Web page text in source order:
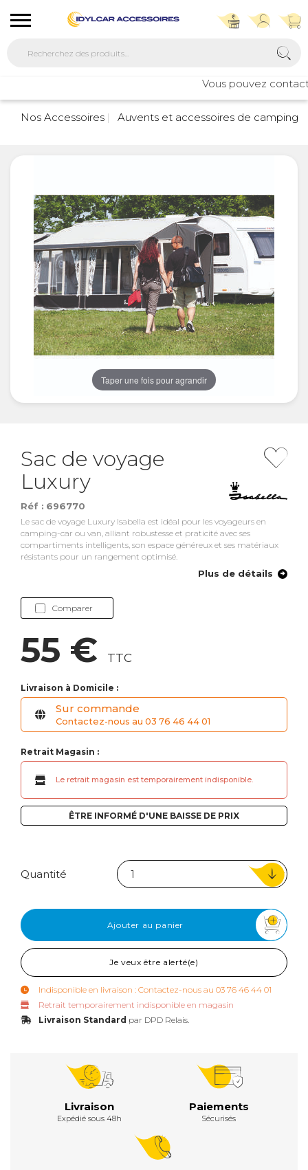
Vous pouvez
Nos Accessoires
Auvents et accessoires de camping
Taper une fois pour agrandir
Sac de voyage
Luxury
Réf : 696770
Le sac de voyage Luxury Isabella est idéal pour les voyageurs en
camping-car ou van, alliant robustesse et praticité avec ses
compartiments intelligents, son espace généreux et ses matériaux
résistants pour un rangement optimisé.
Plus de détails
Comparer
55 € TTC
Livraison à Domicile :
Sur commande
Contactez-nous au 03 76 46 44 01
Retrait Magasin :
Le retrait magasin est temporairement indisponible.
ÊTRE INFORMÉ D'UNE BAISSE DE PRIX
Quantité
Ajouter au panier
Je veux être alerté(e)
Indisponible en livraison : Contactez-nous au 03 76 46 44 01
Retrait temporairement indisponible en magasin
Livraison Standard par DPD Relais.
Livraison
Expédié sous 48h
Paiements
Sécurisés